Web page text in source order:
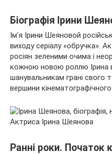
Біографія Ірини
Ім’я Ірини Шеяновой
виходу серіалу «обручка».
росіян зеленими очима і
кожною новою роллю Ірина
шанувальникам грані свого
вершини кінематографічного
Актриса Ірина Шеянова
Ранні роки. Початок